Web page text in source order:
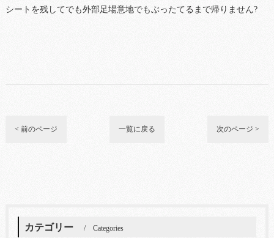
シートを残してでも外部足場意地でもぶったてるまで帰りません?
< 前のページ 一覧に戻る 次のページ >
カテゴリー Categories